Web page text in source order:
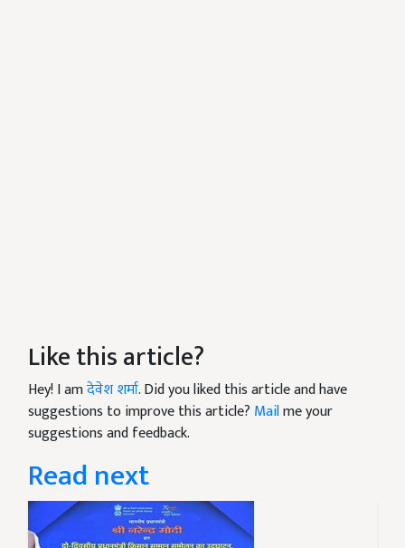
Like this article?
Hey! I amदेवेश शर्मा. Did you liked this article and have
suggestions to improve this article? Mailme your
suggestions and feedback.
Read next